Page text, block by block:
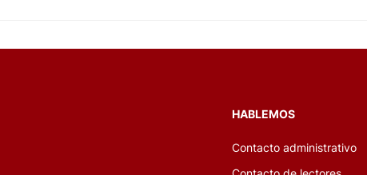
HABLEMOS
Contacto administrativo